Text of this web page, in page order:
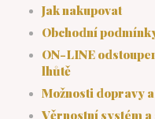
Jak nakupovat
Obchodní
ON-LINE
lhůtě
Možnosti dopravy
Věrnostní systém